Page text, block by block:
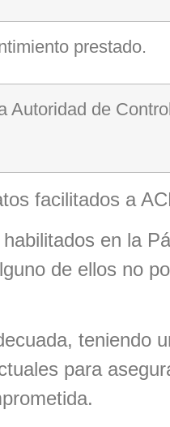
prestado.
Autoridad de
facilitados a
en la
de ellos no
teniendo
para